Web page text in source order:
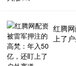
红腾
上了